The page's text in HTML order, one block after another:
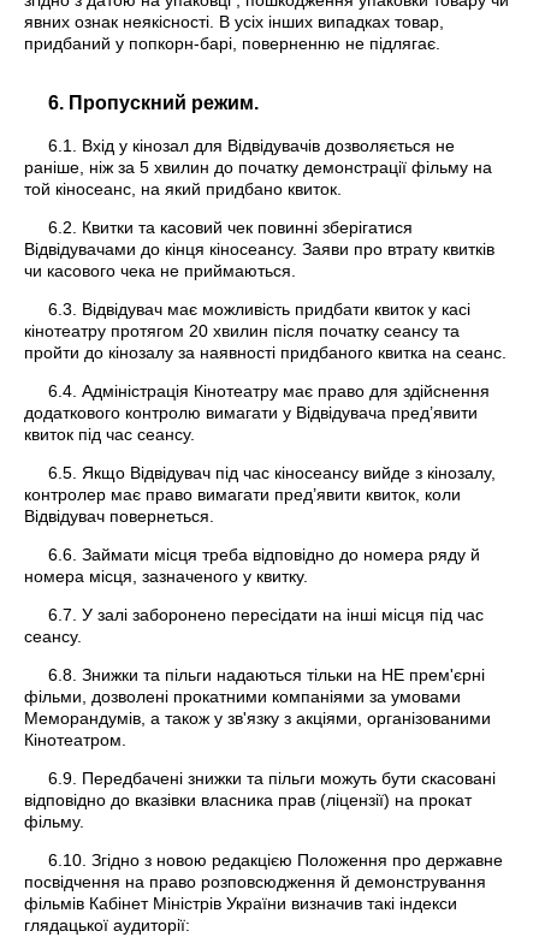
явних ознак неякісності. В усіх інших випадках товар,
придбаний у попкорн-барі, поверненню не підлягає.
6. Пропускний режим.
6.1. Вхід у кінозал для Відвідувачів дозволяється не
раніше, ніж за 5 хвилин до початку демонстрації фільму на
той кіносеанс, на який придбано квиток.
6.2. Квитки та касовий чек повинні зберігатися
Відвідувачами до кінця кіносеансу. Заяви про втрату квитків
чи касового чека не приймаються.
6.3. Відвідувач має можливість придбати квиток у касі
кінотеатру протягом 20 хвилин після початку сеансу та
пройти до кінозалу за наявності придбаного квитка на сеанс.
6.4. Адміністрація Кінотеатру має право для здійснення
додаткового контролю вимагати у Відвідувача пред’явити
квиток під час сеансу.
6.5. Якщо Відвідувач під час кіносеансу вийде з кінозалу,
контролер має право вимагати пред’явити квиток, коли
Відвідувач повернеться.
6.6. Займати місця треба відповідно до номера ряду й
номера місця, зазначеного у квитку.
6.7. У залі заборонено пересідати на інші місця під час
сеансу.
6.8. Знижки та пільги надаються тільки на НЕ прем'єрні
фільми, дозволені прокатними компаніями за умовами
Меморандумів, а також у зв'язку з акціями, організованими
Кінотеатром.
6.9. Передбачені знижки та пільги можуть бути скасовані
відповідно до вказівки власника прав (ліцензії) на прокат
фільму.
6.10. Згідно з новою редакцією Положення про державне
посвідчення на право розповсюдження й демонстрування
фільмів Кабінет Міністрів України визначив такі індекси
глядацької аудиторії: